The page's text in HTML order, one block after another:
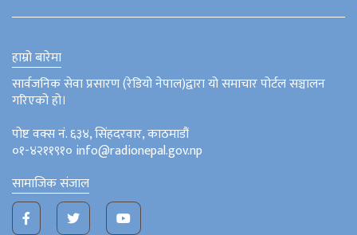
हाम्रो बारेमा
सार्वजनिक सेवा प्रसारण (रेडियो नेपाल)द्वारा यो समाचार पोर्टल सञ्चालन
गरिएको हो।
पोष्ट वक्स नं. ६३४, सिंहदरवार, काठमाडौं
०१-४२११९१० info@radionepal.gov.np
सामाजिक संजाल